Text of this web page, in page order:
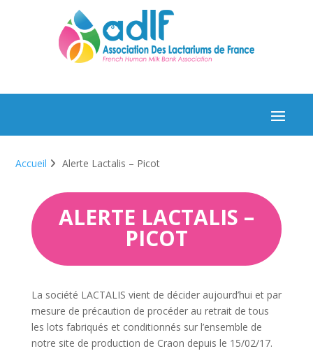
Accueil Alerte Lactalis – Picot
ALERTE LACTALIS –
PICOT
La société LACTALIS vient de décider aujourd’hui et par
mesure de précaution de procéder au retrait de tous
les lots fabriqués et conditionnés sur l’ensemble de
notre site de production de Craon depuis le 15/02/17.